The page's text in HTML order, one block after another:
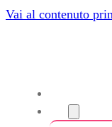
Vai al contenuto